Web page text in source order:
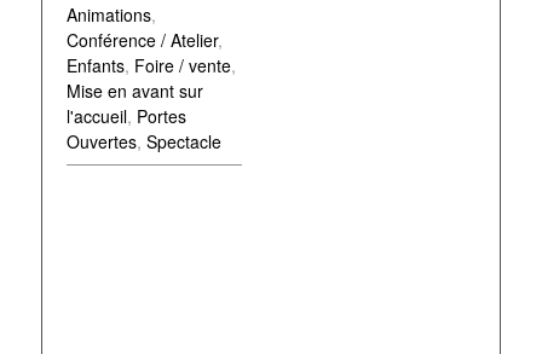
Animations,
Conférence / Atelier,
Enfants, Foire / vente,
Mise en avant sur
l'accueil, Portes
Ouvertes, Spectacle